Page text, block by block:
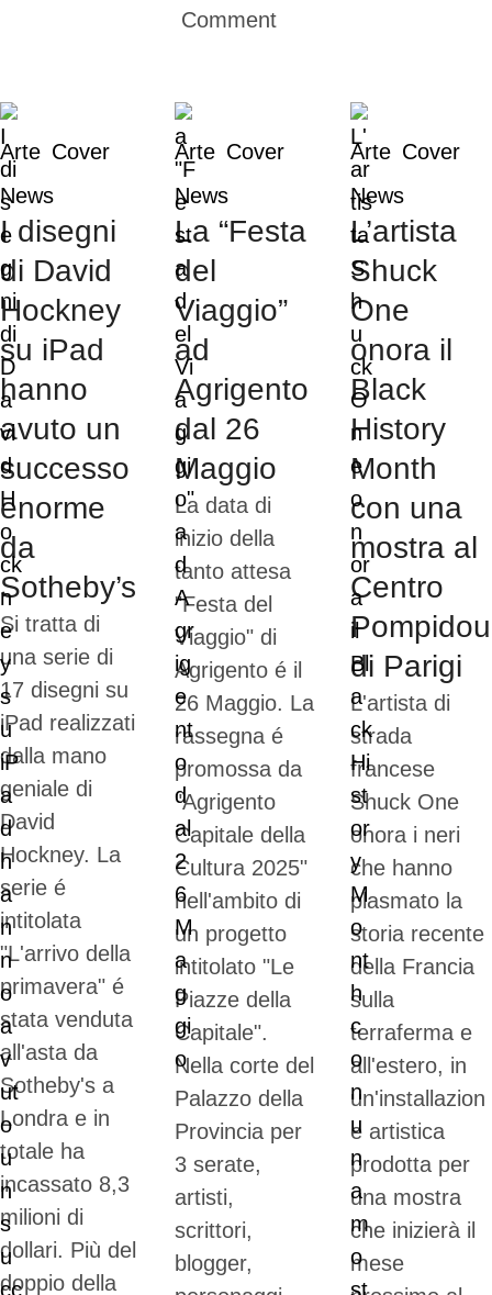
Comment
Arte Cover
News
I disegni
di David
Hockney
su iPad
hanno
avuto un
successo
enorme
da
Sotheby’s
Si tratta di
una serie di
17 disegni su
iPad realizzati
dalla mano
geniale di
David
Hockney. La
serie é
intitolata
"L'arrivo della
primavera" é
stata venduta
all'asta da
Sotheby's a
Londra e in
totale ha
incassato 8,3
milioni di
dollari. Più del
doppio della
Arte Cover
News
La “Festa
del
Viaggio”
ad
Agrigento
dal 26
Maggio
La data di
inizio della
tanto attesa
"Festa del
Viaggio" di
Agrigento é il
26 Maggio. La
rassegna é
promossa da
"Agrigento
Capitale della
Cultura 2025"
nell'ambito di
un progetto
intitolato "Le
Piazze della
Capitale".
Nella corte del
Palazzo della
Provincia per
3 serate,
artisti,
scrittori,
blogger,
Arte Cover
News
L’artista
Shuck
One
onora il
Black
History
Month
con una
mostra al
Centro
Pompidou
di Parigi
L'artista di
strada
francese
Shuck One
onora i neri
che hanno
plasmato la
storia recente
della Francia
sulla
terraferma e
all'estero, in
un'installazion
e artistica
prodotta per
una mostra
che inizierà il
mese